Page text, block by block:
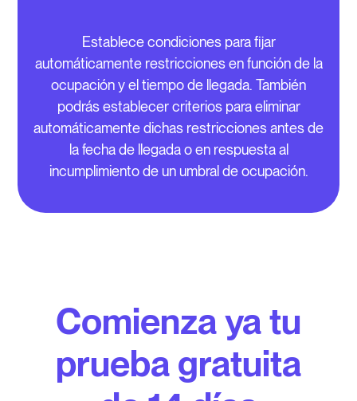
Establece condiciones para fijar
automáticamente restricciones en función de la
ocupación y el tiempo de llegada. También
podrás establecer criterios para eliminar
automáticamente dichas restricciones antes de
la fecha de llegada o en respuesta al
incumplimiento de un umbral de ocupación.
Comienza ya tu
prueba gratuita